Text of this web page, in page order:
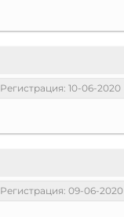
Регистрация: 10-06-2020
Регистрация: 09-06-2020